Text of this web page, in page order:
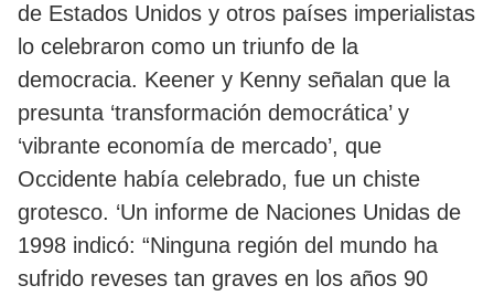
de Estados Unidos y otros países imperialistas
lo celebraron como un triunfo de la
democracia. Keener y Kenny señalan que la
presunta ‘transformación democrática’ y
‘vibrante economía de mercado’, que
Occidente había celebrado, fue un chiste
grotesco. ‘Un informe de Naciones Unidas de
1998 indicó: “Ninguna región del mundo ha
sufrido reveses tan graves en los años 90